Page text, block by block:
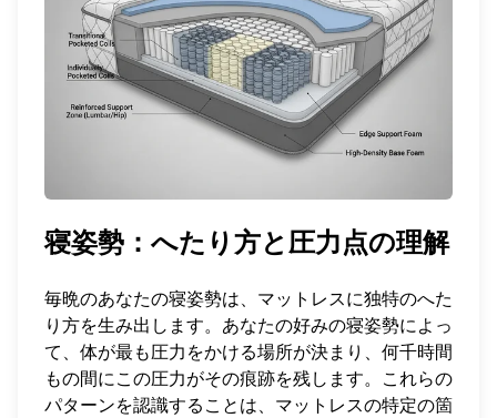
寝姿勢：へたり方と圧力点の理解
毎晩のあなたの寝姿勢は、マットレスに独特のへた
り方を生み出します。あなたの好みの寝姿勢によっ
て、体が最も圧力をかける場所が決まり、何千時間
もの間にこの圧力がその痕跡を残します。これらの
パターンを認識することは、マットレスの特定の箇